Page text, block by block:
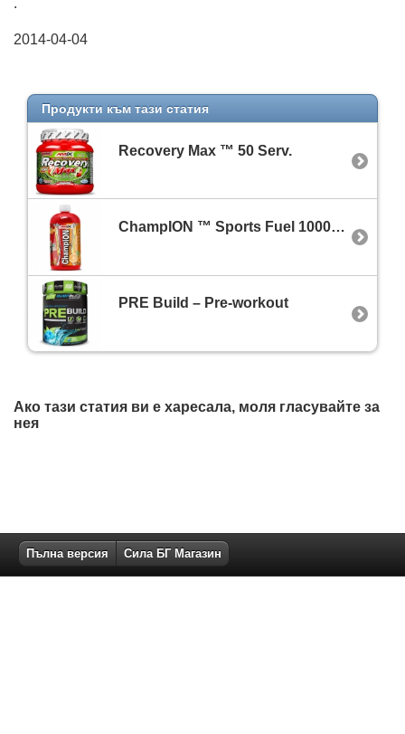
2014-04-04
Продукти към тази статия
Recovery Max ™ 50 Serv.
ChampION ™ Sports Fuel 1000ml.
PRE Build – Pre-workout
Ако тази статия ви е харесала, моля гласувайте за
нея
Пълна версия Сила БГ Магазин